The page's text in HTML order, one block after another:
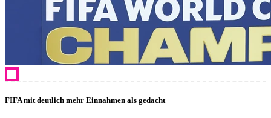
FIFA mit deutlich mehr Einnahmen als gedacht